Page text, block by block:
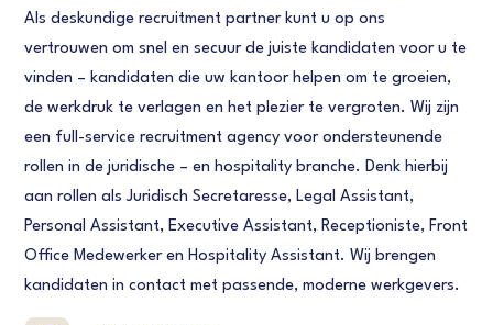
Als deskundige recruitment partner kunt u op ons
vertrouwen om snel en secuur de juiste kandidaten voor u te
vinden – kandidaten die uw kantoor helpen om te groeien,
de werkdruk te verlagen en het plezier te vergroten. Wij zijn
een full-service recruitment agency voor ondersteunende
rollen in de juridische – en hospitality branche. Denk hierbij
aan rollen als Juridisch Secretaresse, Legal Assistant,
Personal Assistant, Executive Assistant, Receptioniste, Front
Office Medewerker en Hospitality Assistant. Wij brengen
kandidaten in contact met passende, moderne werkgevers.